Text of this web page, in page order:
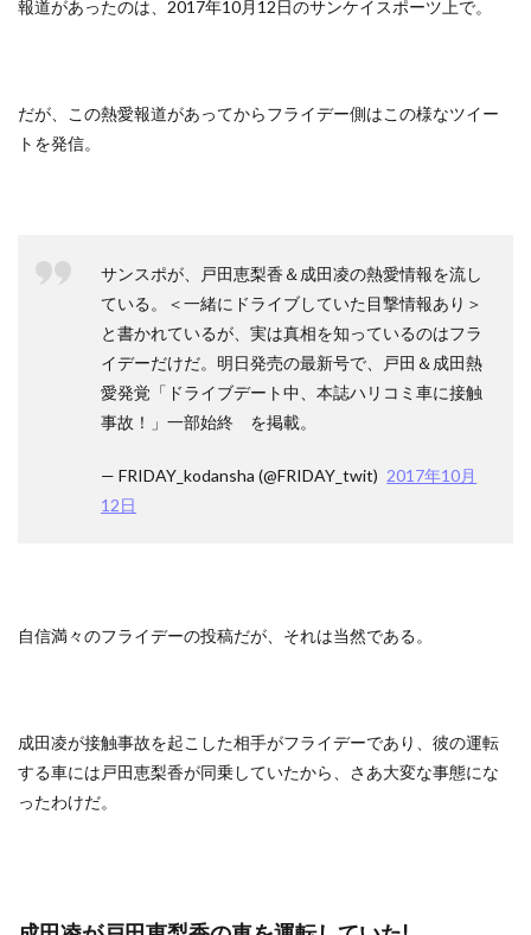
報道があったのは、2017年10月12日のサンケイスポーツ上で。
だが、この熱愛報道があってからフライデー側はこの様なツイー
トを発信。
サンスポが、戸田恵梨香＆成田凌の熱愛情報を流し
ている。＜一緒にドライブしていた目撃情報あり＞
と書かれているが、実は真相を知っているのはフラ
イデーだけだ。明日発売の最新号で、戸田＆成田熱
愛発覚「ドライブデート中、本誌ハリコミ車に接触
事故！」一部始終 を掲載。
— FRIDAY_kodansha (@FRIDAY_twit) 2017年10月
12日
自信満々のフライデーの投稿だが、それは当然である。
成田凌が接触事故を起こした相手がフライデーであり、彼の運転
する車には戸田恵梨香が同乗していたから、さあ大変な事態にな
ったわけだ。